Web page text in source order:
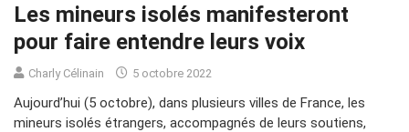
Les mineurs isolés manifesteront
pour faire entendre leurs voix
Charly Célinain 5 octobre 2022
Aujourd’hui (5 octobre), dans plusieurs villes de France, les
mineurs isolés étrangers, accompagnés de leurs soutiens,